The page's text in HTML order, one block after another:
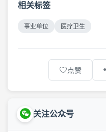
相关标签
事业单位 医疗卫生
点赞
关注公众号